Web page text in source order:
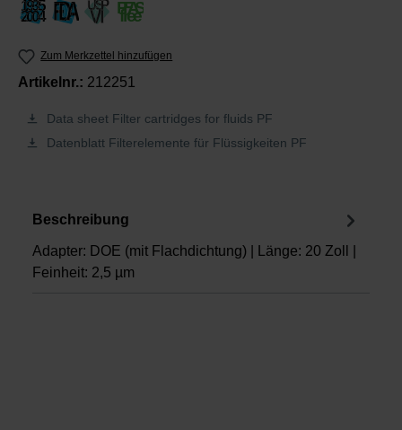
Zum Merkzettel hinzufügen
Artikelnr.: 212251
Data sheet Filter cartridges for fluids PF
Datenblatt Filterelemente für Flüssigkeiten PF
Beschreibung
Adapter: DOE (mit Flachdichtung) | Länge: 20 Zoll |
Feinheit: 2,5 µm